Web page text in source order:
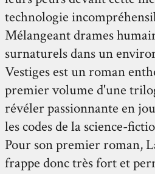
technologie
Mélangeant drames
surnaturels dans un
Vestiges est un roman
premier volume d'une
révéler passionnante en
les codes de la science-
Pour son premier roman,
frappe donc très fort et